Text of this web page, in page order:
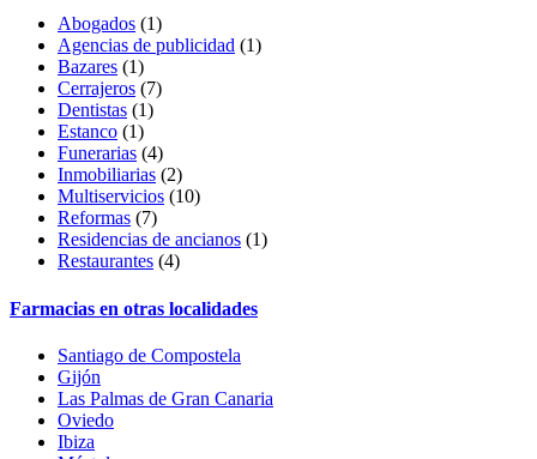
Abogados (1)
Agencias de publicidad (1)
Bazares (1)
Cerrajeros (7)
Dentistas (1)
Estanco (1)
Funerarias (4)
Inmobiliarias (2)
Multiservicios (10)
Reformas (7)
Residencias de ancianos (1)
Restaurantes (4)
Farmacias en otras localidades
Santiago de Compostela
Gijón
Las Palmas de Gran Canaria
Oviedo
Ibiza